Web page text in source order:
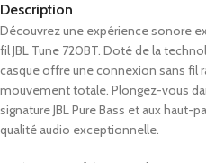
Description
Découvrez une expérience sonore
fil JBL Tune 720BT. Doté de la
casque offre une connexion sans fil
mouvement totale. Plongez-vous
signature JBL Pure Bass et aux
qualité audio exceptionnelle.